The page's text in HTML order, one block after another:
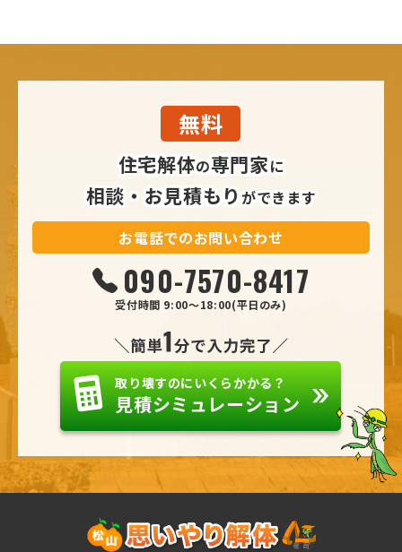
無料
住宅解体の専門家に
相談・お見積もり ができます
お電話でのお問い合わせ
090-7570-8417
受付時間 9:00～18:00(平日のみ)
取り壊すのにいくらかかる？
見積シミュレーション